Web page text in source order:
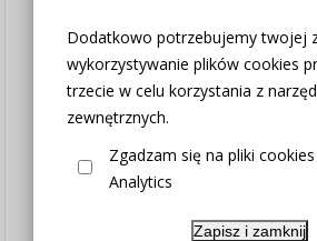
Dodatkowo potrzebujemy twojej
wykorzystywanie plików cookies
trzecie w celu korzystania z
zewnętrznych.
Zgadzam się na pliki
Analytics
Zapisz i zamknij
4. Wybierz metodę
przypadku zakupu samej
wybierz opcję "nie dotyczy")
5. Wybierz wiązanie jeśli
(wiązanie to szarfa z
wymiarze 140/12cm z